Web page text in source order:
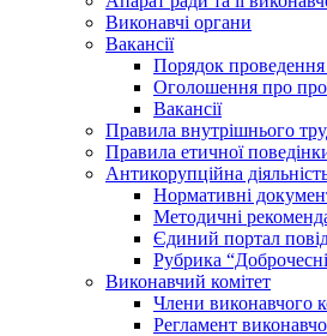
Виконавчі органи
Вакансії
Порядок
Оголошення про
Вакансії
Правила внутрішнього
Правила етичної
Антикорупційна
Нормативні
Методичні
Єдиний портал
Рубрика
Виконавчий комітет
Члени виконавчого
Регламент